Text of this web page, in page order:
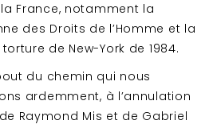
France, notamment la
des Droits de l’Homme et la
de New-York de 1984.
du chemin qui nous
ardemment, à l’annulation
Raymond Mis et de Gabriel